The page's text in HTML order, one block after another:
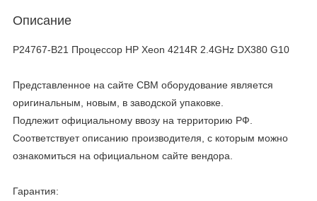
Описание
P24767-B21 Процессор HP Xeon 4214R 2.4GHz DX380 G10
Представленное на сайте CBM оборудование является
оригинальным, новым, в заводской упаковке.
Подлежит официальному ввозу на территорию РФ.
Соответствует описанию производителя, с которым можно
ознакомиться на официальном сайте вендора.
Гарантия: